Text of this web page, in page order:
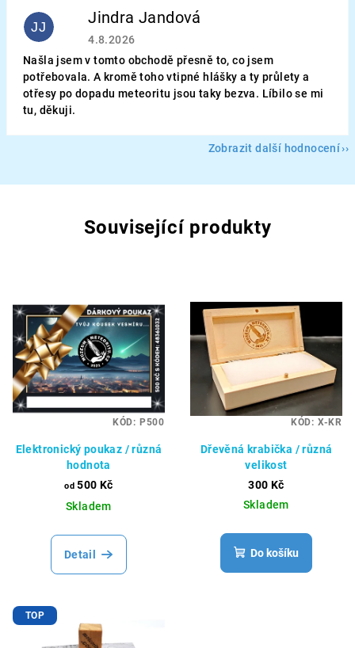
JJ Jindra Jandová
Hodnocení obchodu je 5 z 5 hvězdiček.
4.8.2026
Našla jsem v tomto obchodě přesně to, co jsem
potřebovala. A kromě toho vtipné hlášky a ty průlety a
otřesy po dopadu meteoritu jsou taky bezva. Líbilo se mi
tu, děkuji.
Zobrazit další hodnocení
Související produkty
Elektronický poukaz / různá
hodnota
od 500 Kč
Skladem
Detail
KÓD: P500
Dřevěná krabička / různá
velikost
300 Kč
Skladem
Do košíku
KÓD: X-KR
TOP